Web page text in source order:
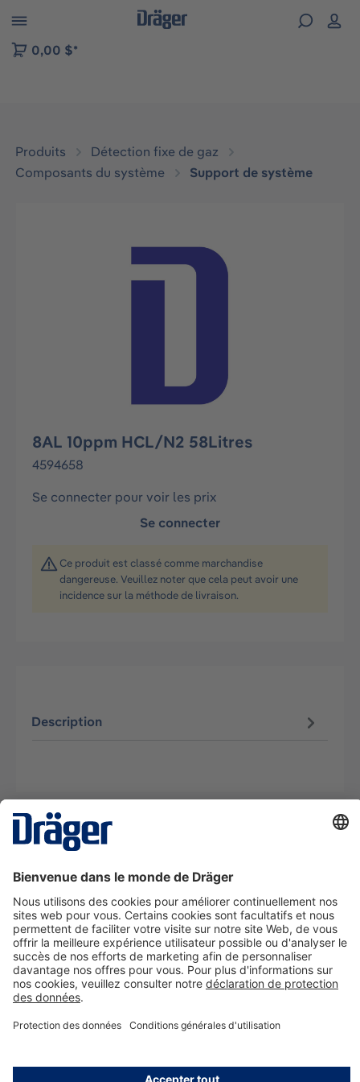
to B2B platform navigation
0,00 $*
Produits
Détection fixe de gaz
Composants du système
Support de système
Ignorer la galerie d'images
8AL 10ppm HCL/N2 58Litres
4594658
Se connecter pour voir les prix
Se connecter
Ce produit est classé comme marchandise
dangereuse. Veuillez noter que cela peut avoir une
incidence sur la méthode de livraison.
Description
La technologie
Nous contacter
A propos de Dräger
Informations